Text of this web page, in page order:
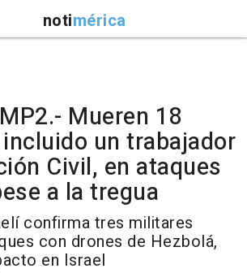
notimérica
Mueren 18
un trabajador
Civil, en ataques
a la tregua
confirma tres militares
con drones de Hezbolá,
en Israel